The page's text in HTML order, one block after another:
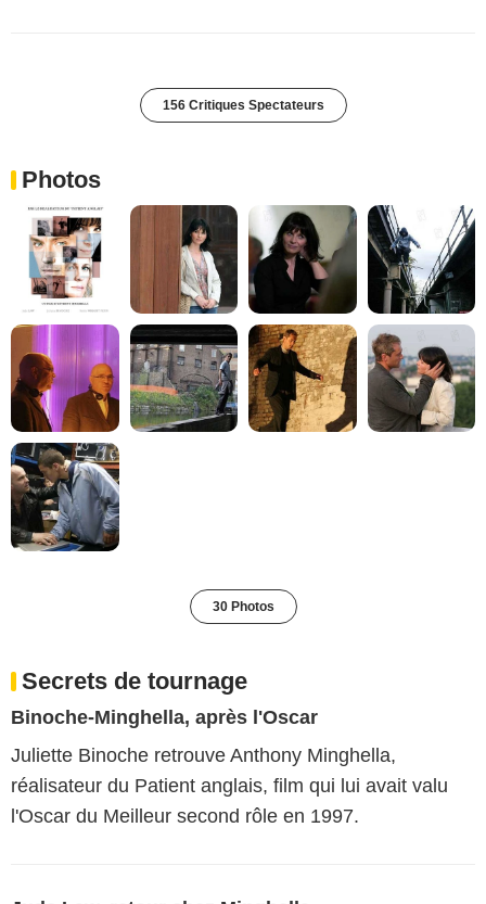
156 Critiques Spectateurs
Photos
30 Photos
Secrets de tournage
Binoche-Minghella, après l'Oscar
Juliette Binoche retrouve Anthony Minghella,
réalisateur du Patient anglais, film qui lui avait valu
l'Oscar du Meilleur second rôle en 1997.